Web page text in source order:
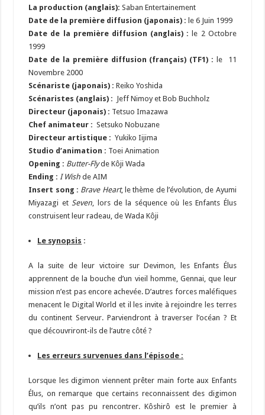
La production (anglais): Saban Entertainement
Date de la première diffusion (japonais) : le 6 Juin 1999
Date de la première diffusion (anglais) : le 2 Octobre
1999
Date de la première diffusion (français) (TF1) : le 11
Novembre 2000
Scénariste (japonais) : Reiko Yoshida
Scénaristes (anglais) : Jeff Nimoy et Bob Buchholz
Directeur (japonais) : Tetsuo Imazawa
Chef animateur : Setsuko Nobuzane
Directeur artistique : Yukiko Iijima
Studio d’animation : Toei Animation
Opening : Butter-Flyde Kôji Wada
Ending : I Wish de AIM
Insert song : Brave Heart, le thème de l’évolution, de Ayumi
Miyazagi etSeven, lors de la séquence où les Enfants Élus
construisent leur radeau, de Wada Kôji
Le synopsis :
A la suite de leur victoire sur Devimon, les Enfants Élus
apprennent de la bouche d’un vieil homme, Gennai, que leur
mission n’est pas encore achevée. D’autres forces maléfiques
menacent le Digital World et il les invite à rejoindre les terres
du continent Serveur. Parviendront à traverser l’océan ? Et
que découvriront-ils de l’autre côté ?
Les erreurs survenues dans l’épisode :
Lorsque les digimon viennent prêter main forte aux Enfants
Élus, on remarque que certains reconnaissent des digimon
qu’ils n’ont pas pu rencontrer. Kôshirô est le premier à